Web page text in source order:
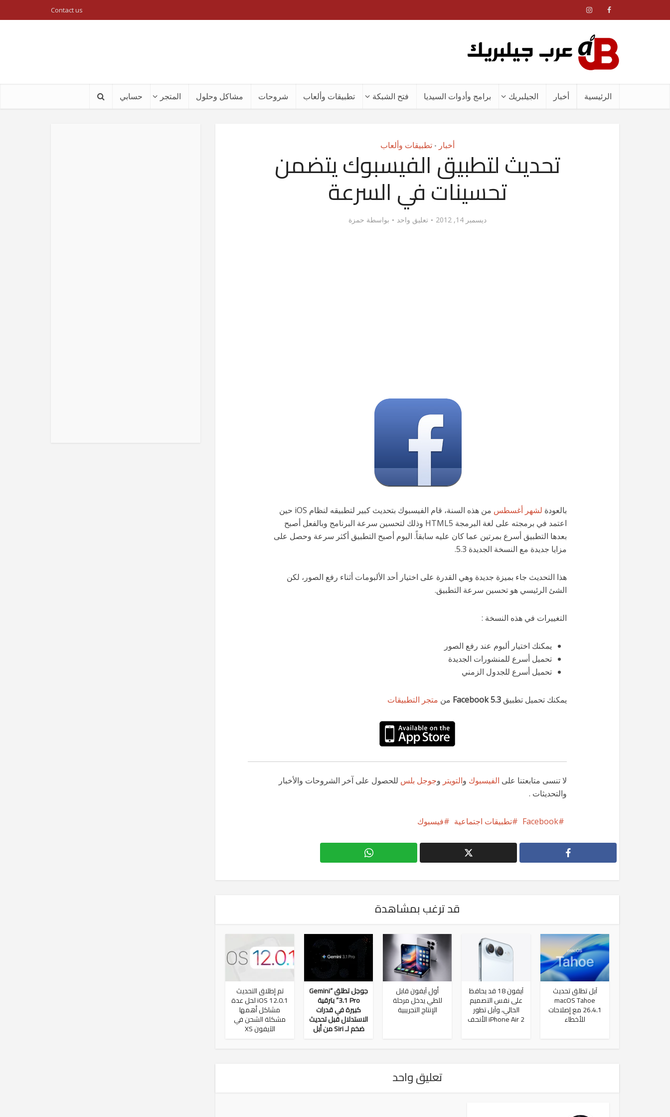
Contact us
الرئيسية أخبار الجيلبريك برامج وأدوات السيديا فتح الشبكة تطبيقات وألعاب شروحات مشاكل وحلول المتجر حسابي
أخبار • تطبيقات وألعاب
تحديث لتطبيق الفيسبوك يتضمن
تحسينات في السرعة
ديسمبر 14, 2012 تعليق واحد بواسطة حمزة
بالعودة لشهر أغسطس
من هذه السنة، قام الفيسبوك بتحديث كبير لتطبيقه لنظام iOS حين
اعتمد في برمجته على لغة البرمجة HTML5 وذلك لتحسين سرعة البرنامج وبالفعل أصبح
بعدها التطبيق أسرع بمرتين عما كان عليه سابقاً. اليوم أصبح التطبيق أكثر سرعة وحصل على
مزايا جديدة مع النسخة الجديدة 5.3.
هذا التحديث جاء بميزة جديدة وهي القدرة على اختيار أحد الألبومات أثناء رفع الصور، لكن
الشئ الرئيسي هو تحسين سرعة التطبيق.
التغييرات في هذه النسخة :
يمكنك اختيار ألبوم عند رفع الصور
تحميل أسرع للمنشورات الجديدة
تحميل أسرع للجدول الزمني
يمكنك تحميل تطبيق Facebook 5.3 من متجر التطبيقات
لا تنسى متابعتنا على الفيسبوك والتويتر وجوجل بلس للحصول على آخر الشروحات والأخبار
والتحديثات .
Facebook تطبيقات اجتماعية فيسبوك
قد ترغب بمشاهدة
آبل تطلق تحديث
macOS Tahoe
26.4.1 مع إصلاحات
للأخطاء
آيفون 18 قد يحافظ
على نفس التصميم
الحالي، وآبل تطور
iPhone Air 2 الأنحف
أول آيفون قابل
للطي يدخل مرحلة
الإنتاج التجريبية
جوجل تطلق “Gemini
3.1 Pro” بترقية
كبيرة في قدرات
الاستدلال قبل تحديث
ضخم لـ Siri من أبل
تم إطلاق التحديث
iOS 12.0.1 لحل عدة
مشاكل أهمها
مشكلة الشحن في
الآيفون XS
تعليق واحد